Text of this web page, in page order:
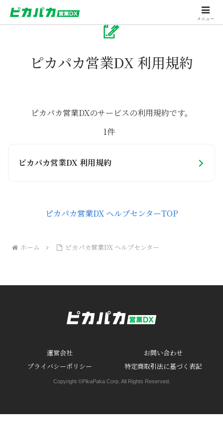
ピカパカ営業DX 利用規約
ピカパカ営業DXのサービスの利用規約です。
1件
ピカパカ営業DX 利用規約
ピカパカ営業DX ヘルプセンターTOP
ホーム ピカパカ営業DX ヘルプセンター
運営会社
お問い合わせ
プライバシーポリシー
特定商取引法に基づく表記
Copyright ©PikaPaka Corp. All Rights Reserved.
メニュー